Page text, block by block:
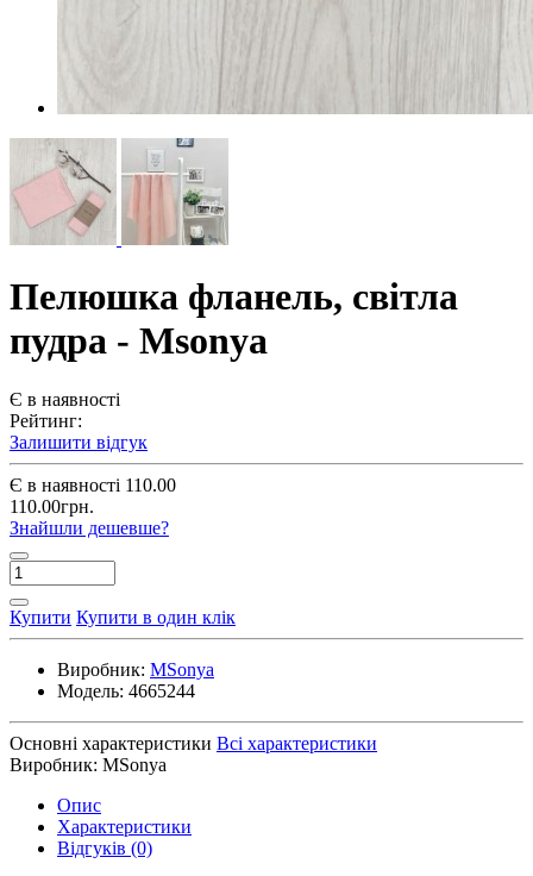
Пелюшка фланель, світла
пудра - Msonya
Є в наявності
Рейтинг:
Залишити відгук
Є в наявності 110.00
110.00грн.
Знайшли дешевше?
Купити Купити в один клік
Виробник: MSonya
Модель: 4665244
Основні характеристики Всі характеристики
Виробник: MSonya
Опис
Характеристики
Відгуків (0)